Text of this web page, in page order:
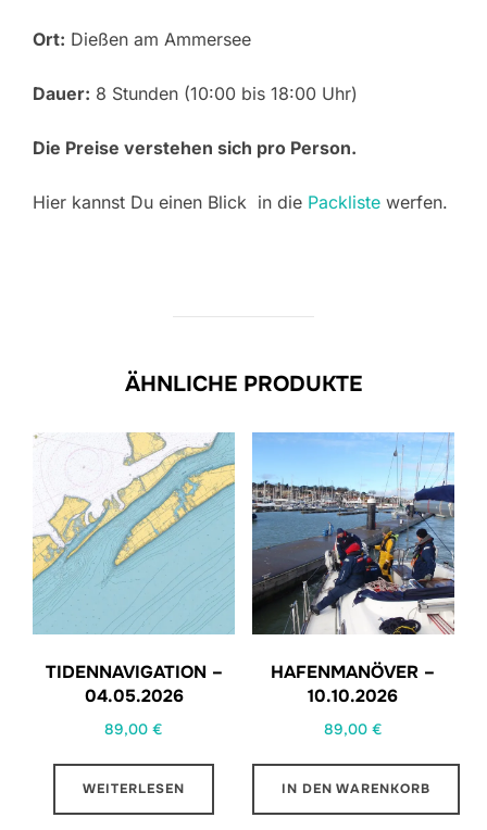
Ort: Dießen am Ammersee
Dauer: 8 Stunden (10:00 bis 18:00 Uhr)
Die Preise verstehen sich pro Person.
Hier kannst Du einen Blick in die Packliste werfen.
ÄHNLICHE PRODUKTE
TIDENNAVIGATION –
04.05.2026
89,00€
WEITERLESEN
HAFENMANÖVER –
10.10.2026
89,00 €
IN DEN WARENKORB